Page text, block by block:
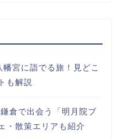
宮に詣でる旅！見どこ
も解説
倉で出会う「明月院ブ
・散策エリアも紹介